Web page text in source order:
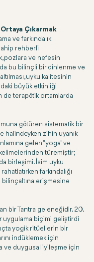
Çıkarmak
ve farkındalık
rehberli
pozlara ve nefesin
bu bilinçli bir dinlenme ve
uyku kalitesinin
büyük etkinliği
de terapötik ortamlarda
götüren sistematik bir
halindeyken zihin uyanık
gelen "yoga" ve
türemiştir;
birleşimi. İsim uyku
farkındalığı
bilinçaltına erişmesine
bir Tantra geleneğidir. 20.
uygulama biçimi geliştirdi
yogik ritüellerin bir
indüklemek için
ve duygusal iyileşme için